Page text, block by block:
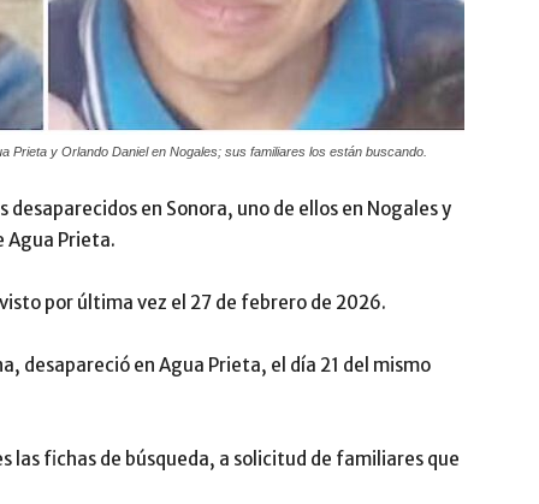
Prieta y Orlando Daniel en Nogales; sus familiares los están buscando.
en Sonora, uno de ellos en Nogales y
Agua Prieta.
por última vez el 27 de febrero de 2026.
desapareció en Agua Prieta, el día 21 del mismo
las fichas de búsqueda, a solicitud de familiares que